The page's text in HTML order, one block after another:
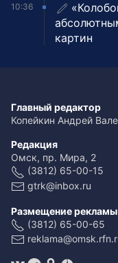
10:36
картин
Главный редактор
Копейкин Андрей
Редакция
Омск, пр. Мира, 2
(3812) 65-00-15
gtrk@inbox.ru
Размещение рекламы
(3812) 65-00-65